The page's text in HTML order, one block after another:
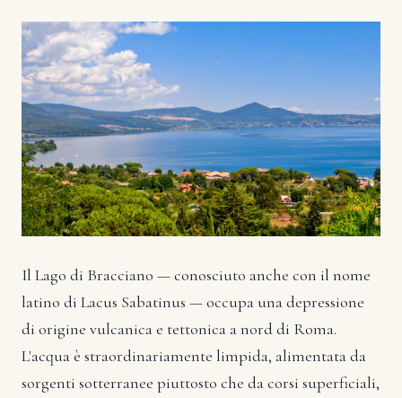
Il Lago di Bracciano — conosciuto anche con il nome
latino di Lacus Sabatinus — occupa una depressione
di origine vulcanica e tettonica a nord di Roma.
L'acqua è straordinariamente limpida, alimentata da
sorgenti sotterranee piuttosto che da corsi superficiali,